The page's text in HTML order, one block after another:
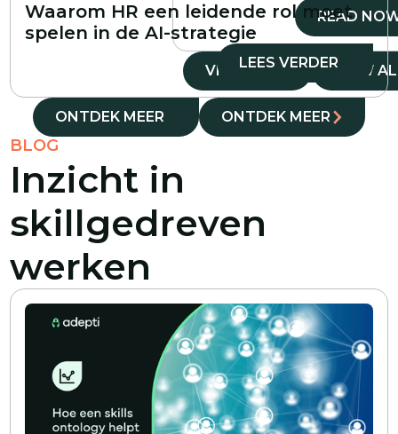
Waarom HR een leidende rol moet
spelen in de AI-strategie
LEES VERDER
ONTDEK MEER ONTDEK MEER
READ
VIEW ALL VIEW
BLOG
Inzicht in
skillgedreven
werken